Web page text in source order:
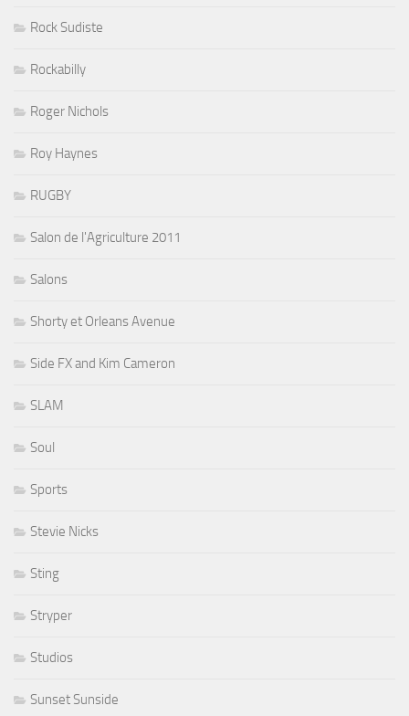
Rock Sudiste
Rockabilly
Roger Nichols
Roy Haynes
RUGBY
Salon de l'Agriculture 2011
Salons
Shorty et Orleans Avenue
Side FX and Kim Cameron
SLAM
Soul
Sports
Stevie Nicks
Sting
Stryper
Studios
Sunset Sunside